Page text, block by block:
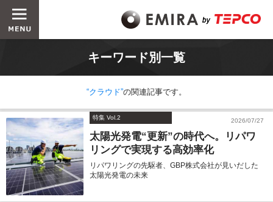
キーワード別一覧
“クラウド”の関連記事です。
特集 Vol.2 2026/07/27
太陽光発電“更新”の時代へ。リパワ
リングで実現する高効率化
リパワリングの先駆者、GBP株式会社が見いだした
太陽光発電の未来